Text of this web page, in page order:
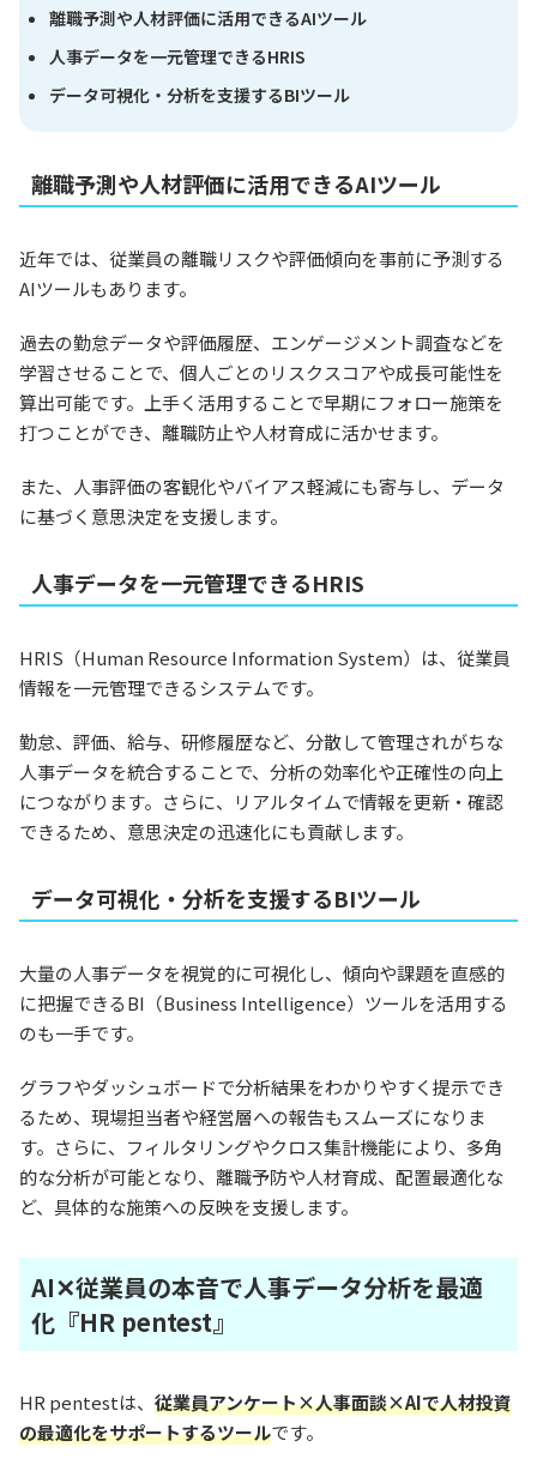
離職予測や人材評価に活用できるAIツール
人事データを一元管理できるHRIS
データ可視化・分析を支援するBIツール
離職予測や人材評価に活用できるAIツール
近年では、従業員の離職リスクや評価傾向を事前に予測する
AIツールもあります。
過去の勤怠データや評価履歴、エンゲージメント調査などを
学習させることで、個人ごとのリスクスコアや成長可能性を
算出可能です。上手く活用することで早期にフォロー施策を
打つことができ、離職防止や人材育成に活かせます。
また、人事評価の客観化やバイアス軽減にも寄与し、データ
に基づく意思決定を支援します。
人事データを一元管理できるHRIS
HRIS（Human Resource Information System）は、従業員
情報を一元管理できるシステムです。
勤怠、評価、給与、研修履歴など、分散して管理されがちな
人事データを統合することで、分析の効率化や正確性の向上
につながります。さらに、リアルタイムで情報を更新・確認
できるため、意思決定の迅速化にも貢献します。
データ可視化・分析を支援するBIツール
大量の人事データを視覚的に可視化し、傾向や課題を直感的
に把握できるBI（Business Intelligence）ツールを活用する
のも一手です。
グラフやダッシュボードで分析結果をわかりやすく提示でき
るため、現場担当者や経営層への報告もスムーズになりま
す。さらに、フィルタリングやクロス集計機能により、多角
的な分析が可能となり、離職予防や人材育成、配置最適化な
ど、具体的な施策への反映を支援します。
AI✕従業員の本音で人事データ分析を最適
化『HR pentest』
HR pentestは、 従業員アンケート×人事面談×AIで人材投資
の最適化をサポートするツールです。